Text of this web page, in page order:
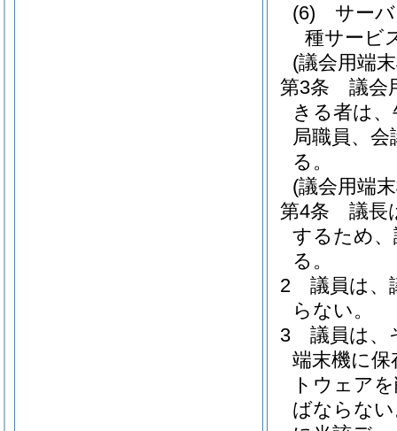
(6)
サー
種サービ
(議会用端
第3条
議会
きる者は
局職員、
る。
(議会用端
第4条
議長
するため
る。
2
議員は、
らない。
3
議員は、
端末機に
トウェア
ばならな